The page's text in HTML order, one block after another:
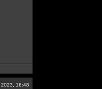
2023, 16:48